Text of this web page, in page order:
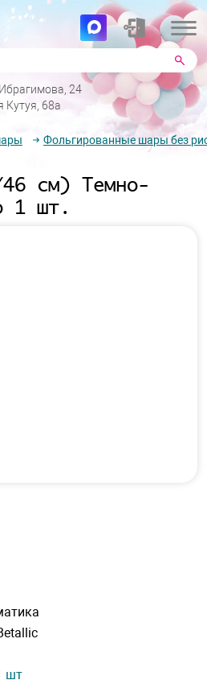
24
Кутуя, 68а
Фольгированные шары без
см) Темно-
1 шт.
шт